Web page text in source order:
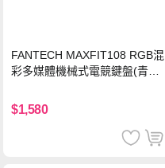
FANTECH MAXFIT108 RGB混
彩多媒體機械式電競鍵盤(青軸)
$1,580